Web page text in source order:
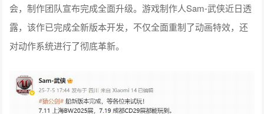
会，制作团队宣布完成全面升级。游戏制作人Sam-武侠近日透
露，该作已完成全新版本开发，不仅全面重制了动画特效，还
对动作系统进行了彻底革新。